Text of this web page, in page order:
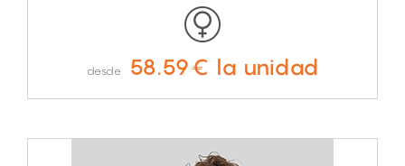
desde 58.59€ la unidad